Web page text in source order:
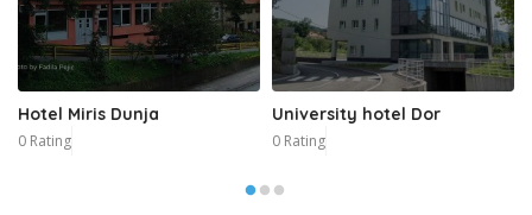
Hotel Miris Dunja
0 Rating
University hotel Dor
0 Rating